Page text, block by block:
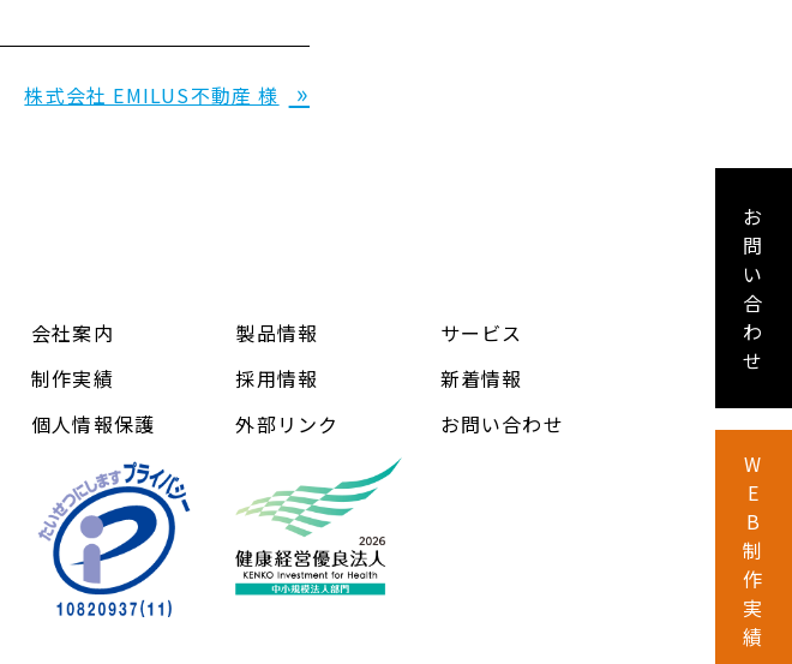
株式会社 EMILUS不動産 様 »
会社案内 製品情報
サービス
制作実績
採用情報
新着情報
個人情報保護
外部リンク お問い合わせ
お
問
い
合
わ
せ
W
E
B
制
作
実
績